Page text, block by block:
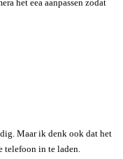
het eea aanpassen zodat
Maar ik denk ook dat het
telefoon in te laden.